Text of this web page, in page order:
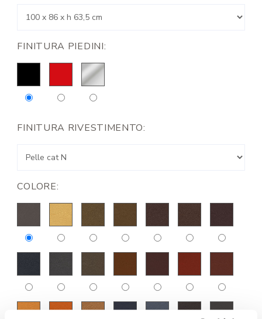
FINITURA PIEDINI:
FINITURA RIVESTIMENTO:
COLORE: